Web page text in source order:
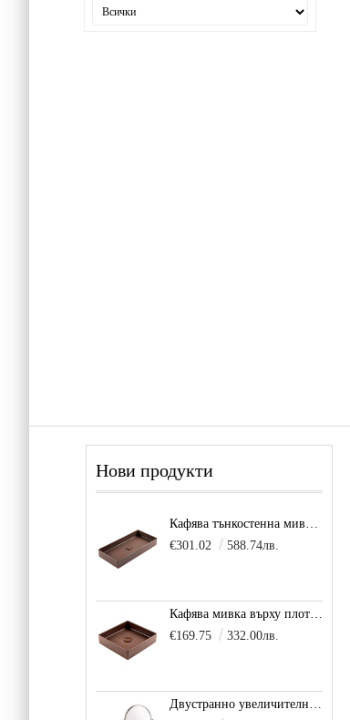
Нови продукти
Кафява тънкостенна мивка за плот Balance, цвят - карамел
€301.02
588.74лв.
Кафява мивка върху плот за баня и тоалетна Decente, цвят - карамел
€169.75
332.00лв.
Двустранно увеличително козметично огледало за баня Vitra Arkitekt